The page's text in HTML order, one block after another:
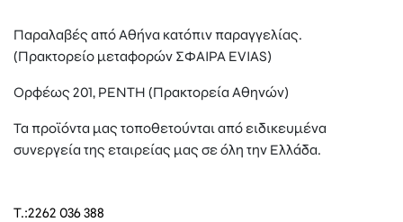
Παραλαβές από Αθήνα κατόπιν παραγγελίας.
(Πρακτορείο μεταφορών ΣΦΑΙΡΑ EVIAS)
Ορφέως 201, ΡΕΝΤΗ (Πρακτορεία Αθηνών)
Τα προϊόντα μας τοποθετούνται από ειδικευμένα
συνεργεία της εταιρείας μας σε όλη την Ελλάδα.
T.:2262 036 388